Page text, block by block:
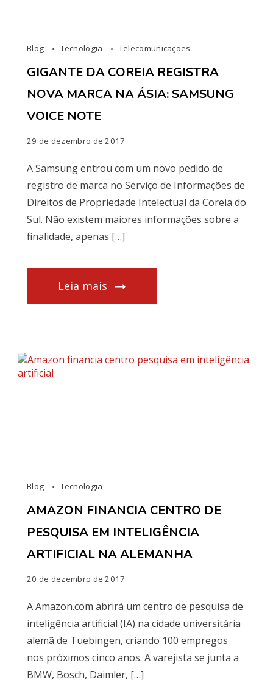
Blog Tecnologia Telecomunicações
GIGANTE DA COREIA REGISTRA
NOVA MARCA NA ÁSIA: SAMSUNG
VOICE NOTE
29 de dezembro de 2017
A Samsung entrou com um novo pedido de
registro de marca no Serviço de Informações de
Direitos de Propriedade Intelectual da Coreia do
Sul. Não existem maiores informações sobre a
finalidade, apenas […]
Leia mais
Blog Tecnologia
AMAZON FINANCIA CENTRO DE
PESQUISA EM INTELIGÊNCIA
ARTIFICIAL NA ALEMANHA
20 de dezembro de 2017
A Amazon.com abrirá um centro de pesquisa de
inteligência artificial (IA) na cidade universitária
alemã de Tuebingen, criando 100 empregos
nos próximos cinco anos. A varejista se junta a
BMW, Bosch, Daimler, […]